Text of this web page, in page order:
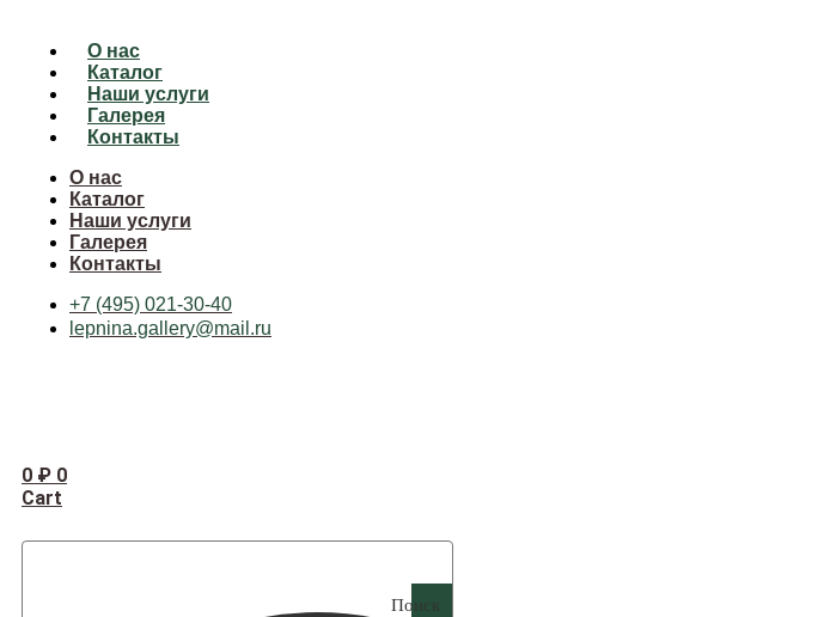
О нас
Каталог
Наши услуги
Галерея
Контакты
О нас
Каталог
Наши услуги
Галерея
Контакты
+7 (495) 021-30-40
lepnina.gallery@mail.ru
0 ₽ 0
Cart
Поиск